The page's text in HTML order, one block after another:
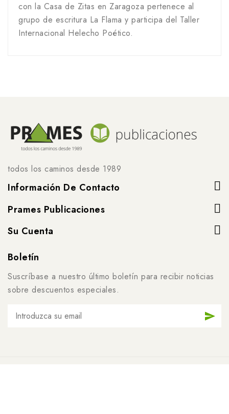
con la Casa de Zitas en Zaragoza pertenece al
grupo de escritura La Flama y participa del Taller
Internacional Helecho Poético.
todos los caminos desde 1989
Información De Contacto
Prames Publicaciones
Su Cuenta
Boletín
Suscríbase a nuestro último boletín para recibir noticias
sobre descuentos especiales.